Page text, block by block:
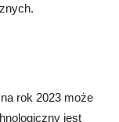
rok 2023 może
jest